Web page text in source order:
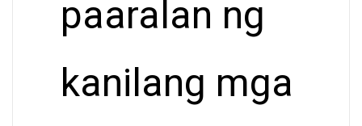
paaralan ng
kanilang mga